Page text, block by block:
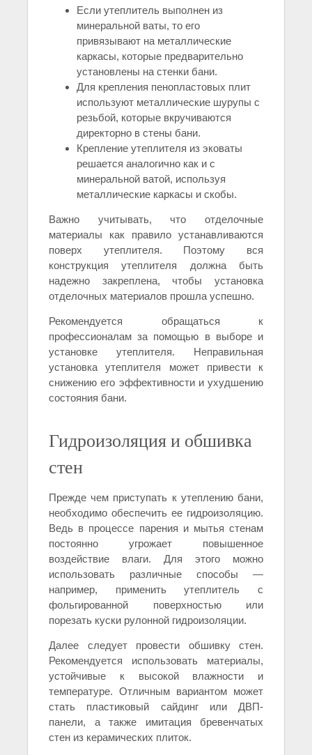
Если утеплитель выполнен из
минеральной ваты, то его
привязывают на металлические
каркасы, которые предварительно
установлены на стенки бани.
Для крепления пенопластовых плит
используют металлические шурупы с
резьбой, которые вкручиваются
директорно в стены бани.
Крепление утеплителя из эковаты
решается аналогично как и с
минеральной ватой, используя
металлические каркасы и скобы.
Важно учитывать, что отделочные
материалы как правило устанавливаются
поверх утеплителя. Поэтому вся
конструкция утеплителя должна быть
надежно закреплена, чтобы установка
отделочных материалов прошла успешно.
Рекомендуется обращаться к
профессионалам за помощью в выборе и
установке утеплителя. Неправильная
установка утеплителя может привести к
снижению его эффективности и ухудшению
состояния бани.
Гидроизоляция и обшивка
стен
Прежде чем приступать к утеплению бани,
необходимо обеспечить ее гидроизоляцию.
Ведь в процессе парения и мытья стенам
постоянно угрожает повышенное
воздействие влаги. Для этого можно
использовать различные способы —
например, применить утеплитель с
фольгированной поверхностью или
порезать куски рулонной гидроизоляции.
Далее следует провести обшивку стен.
Рекомендуется использовать материалы,
устойчивые к высокой влажности и
температуре. Отличным вариантом может
стать пластиковый сайдинг или ДВП-
панели, а также имитация бревенчатых
стен из керамических плиток.